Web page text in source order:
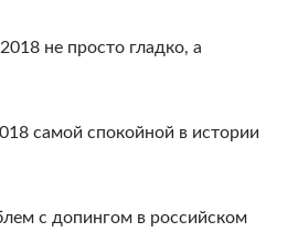
не просто гладко, а
самой спокойной в истории
с допингом в российском